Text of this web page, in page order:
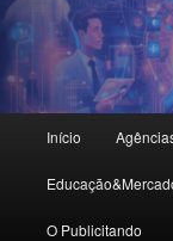
principal
Início
O Publicitando